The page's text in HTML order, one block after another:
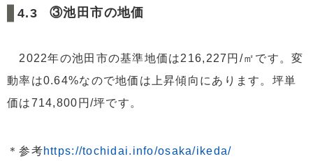
③池田市の地価
2022年の池田市の基準地価は216,227円/㎡です。変
動率は0.64%なので地価は上昇傾向にあります。坪単
価は714,800円/坪です。
＊参考https://tochidai.info/osaka/ikeda/